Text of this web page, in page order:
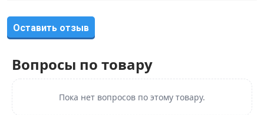
Оставить отзыв
Вопросы по товару
Пока нет вопросов по этому товару.